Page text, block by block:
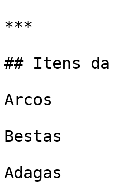
***
## Itens da
Arcos
Bestas
Adagas